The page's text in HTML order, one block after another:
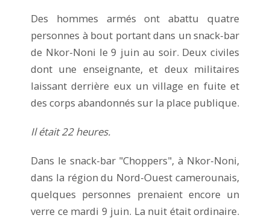
Des hommes armés ont abattu quatre
personnes à bout portant dans un snack-bar
de Nkor-Noni le 9 juin au soir. Deux civiles
dont une enseignante, et deux militaires
laissant derrière eux un village en fuite et
des corps abandonnés sur la place publique.
Il était 22 heures.
Dans le snack-bar "Choppers", à Nkor-Noni,
dans la région du Nord-Ouest camerounais,
quelques personnes prenaient encore un
verre ce mardi 9 juin. La nuit était ordinaire.